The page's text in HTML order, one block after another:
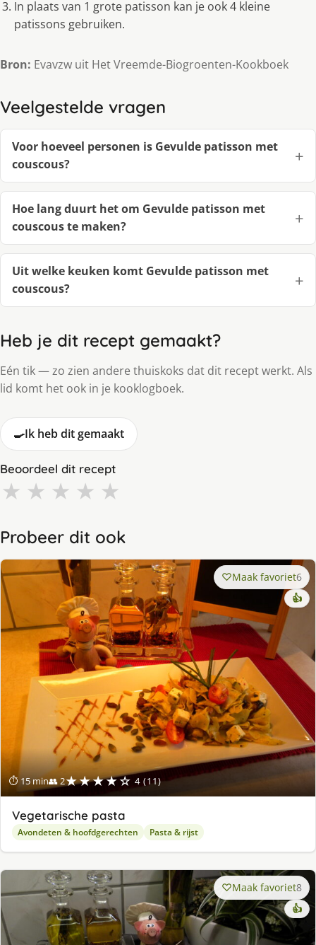
In plaats van 1 grote patisson kan je ook 4 kleine
patissons gebruiken.
Bron: Evavzw uit Het Vreemde-Biogroenten-Kookboek
Veelgestelde vragen
Voor hoeveel personen is Gevulde patisson met
couscous?
Hoe lang duurt het om Gevulde patisson met
couscous te maken?
Uit welke keuken komt Gevulde patisson met
couscous?
Heb je dit recept gemaakt?
Eén tik — zo zien andere thuiskoks dat dit recept werkt. Als
lid komt het ook in je kooklogboek.
🍳Ik heb dit gemaakt
Beoordeel dit recept
★ ★ ★ ★ ★
Probeer dit ook
⏱ 15 min👥 2★★★★☆ 4 (11)
Maak favoriet6
👍
Vegetarische pasta
Avondeten & hoofdgerechten Pasta & rijst
Maak favoriet8
👍